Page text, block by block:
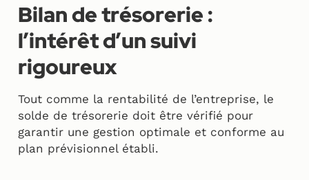
Bilan de trésorerie :
l’intérêt d’un suivi
rigoureux
Tout comme la rentabilité de l’entreprise, le
solde de trésorerie doit être vérifié pour
garantir une gestion optimale et conforme au
plan prévisionnel établi.